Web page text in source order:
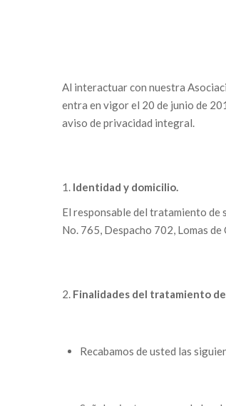
Al interactuar con nuestra
entra en vigor el 20 de junio de
aviso de privacidad integral.
Identidad y domicilio.
El responsable del tratamiento de
No. 765, Despacho 702, Lomas
Finalidades del tratamiento
Recabamos de usted las